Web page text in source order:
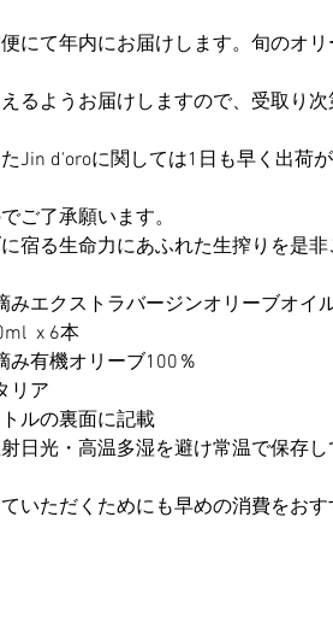
にて年内にお届けします。旬のオリ
るようお届けしますので、受取り
Jin d'oroに関しては1日も早く出荷
ご了承願います。
宿る生命力にあふれた生搾りを是非
エクストラバージンオリーブオイル
x 6本
有機オリーブ100％
ア
ルの裏面に記載
日光・高温多湿を避け常温で保存し
いただくためにも早めの消費をおす